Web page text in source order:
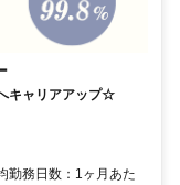
キャリアアップ☆
勤務日数：1ヶ月あた